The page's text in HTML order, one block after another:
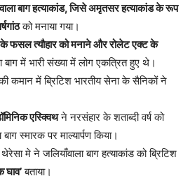
बाग हत्याकांड, जिसे अमृतसर हत्याकांड के रूप
को मनाया गया।
फसल त्यौहार को मनाने और रोलेट एक्ट के
में भारी संख्या में लोग एकत्रित हुए थे।
कमान में ब्रिटिश भारतीय सेना के सैनिकों ने
एस्क्विथने नरसंहार के शताब्दी वर्ष को
स्मारक पर माल्यार्पण किया।
मे ने जलियाँवाला बाग हत्याकांड को ब्रिटिश
घाव’बताया।